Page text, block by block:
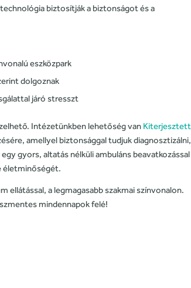
biztosítják a biztonságot és a
eszközpark
dolgoznak
járó stresszt
Intézetünkben lehetőség van Kiterjesztett
amellyel biztonsággal tudjuk diagnosztizálni,
gyors, altatás nélküli ambuláns beavatkozással
életminőségét.
ellátással, a legmagasabb szakmai színvonalon.
mindennapok felé!